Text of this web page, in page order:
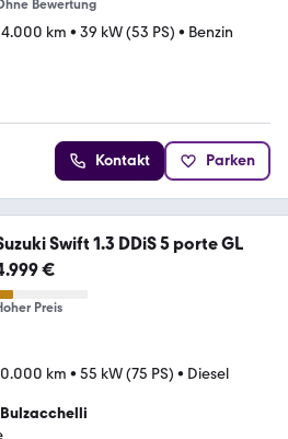
Bewertung
km • 39 kW (53 PS) • Benzin
Kontakt Parken
Swift 1.3 DDiS 5 porte GL
€
Preis
km • 55 kW (75 PS) • Diesel
Bulzacchelli